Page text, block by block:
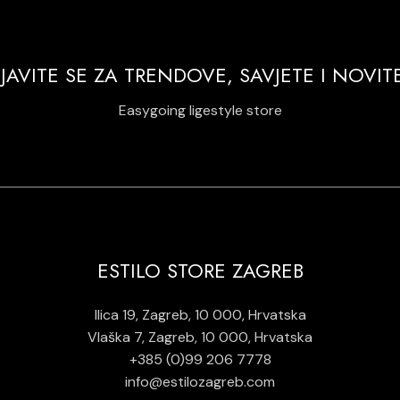
SE ZA TRENDOVE, SAVJETE I
Easygoing ligestyle store
ESTILO STORE ZAGREB
Ilica 19, Zagreb, 10 000, Hrvatska
Vlaška 7, Zagreb, 10 000, Hrvatska
+385 (0)99 206 7778
info@estilozagreb.com